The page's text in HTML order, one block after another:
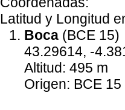
Latitud y Longitud
Boca (BCE 15)
43.29614, -
Altitud: 495 m
Origen: BCE